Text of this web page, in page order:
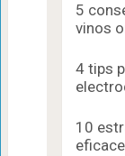
5
vinos
4 tips
10